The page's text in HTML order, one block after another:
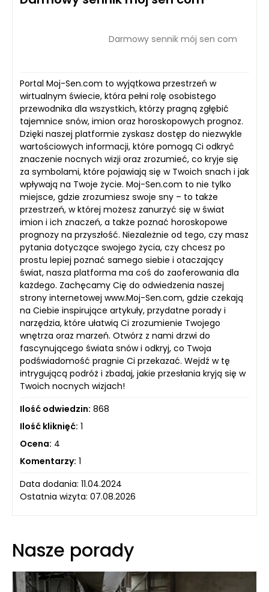
Darmowy sennik mój sen com
Portal Moj-Sen.com to wyjątkowa przestrzeń w
wirtualnym świecie, która pełni rolę osobistego
przewodnika dla wszystkich, którzy pragną zgłębić
tajemnice snów, imion oraz horoskopowych prognoz.
Dzięki naszej platformie zyskasz dostęp do niezwykle
wartościowych informacji, które pomogą Ci odkryć
znaczenie nocnych wizji oraz zrozumieć, co kryje się
za symbolami, które pojawiają się w Twoich snach i jak
wpływają na Twoje życie. Moj-Sen.com to nie tylko
miejsce, gdzie zrozumiesz swoje sny – to także
przestrzeń, w której możesz zanurzyć się w świat
imion i ich znaczeń, a także poznać horoskopowe
prognozy na przyszłość. Niezależnie od tego, czy masz
pytania dotyczące swojego życia, czy chcesz po
prostu lepiej poznać samego siebie i otaczający
świat, nasza platforma ma coś do zaoferowania dla
każdego. Zachęcamy Cię do odwiedzenia naszej
strony internetowej www.Moj-Sen.com, gdzie czekają
na Ciebie inspirujące artykuły, przydatne porady i
narzędzia, które ułatwią Ci zrozumienie Twojego
wnętrza oraz marzeń. Otwórz z nami drzwi do
fascynującego świata snów i odkryj, co Twoja
podświadomość pragnie Ci przekazać. Wejdź w tę
intrygującą podróż i zbadaj, jakie przesłania kryją się w
Twoich nocnych wizjach!
Ilość odwiedzin: 868
Ilość kliknięć: 1
Ocena: 4
Komentarzy: 1
Data dodania: 11.04.2024
Ostatnia wizyta: 07.08.2026
Nasze porady